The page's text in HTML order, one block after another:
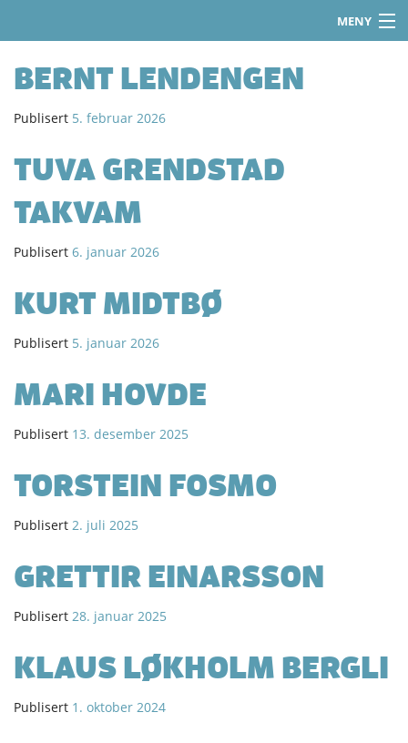
MENY
Om oss
Logg inn
innholdet
BERNT LENDENGEN
Publisert 5. februar 2026
TUVA GRENDSTAD
TAKVAM
Publisert 6. januar 2026
KURT MIDTBØ
Publisert 5. januar 2026
MARI HOVDE
Publisert 13. desember 2025
TORSTEIN FOSMO
Publisert 2. juli 2025
GRETTIR EINARSSON
Publisert 28. januar 2025
KLAUS LØKHOLM BERGLI
Publisert 1. oktober 2024